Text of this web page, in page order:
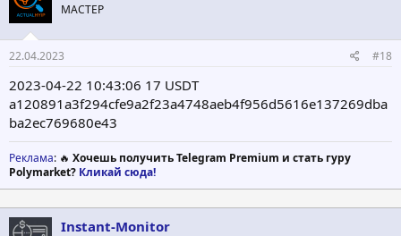
МАСТЕР
22.04.2023 #18
2023-04-22 10:43:06 17 USDT
a120891a3f294cfe9a2f23a4748aeb4f956d5616e137269dba
ba2ec769680e43
Реклама: 🔥 Хочешь получить Telegram Premium и стать гуру
Polymarket? Кликай сюда!
Instant-Monitor